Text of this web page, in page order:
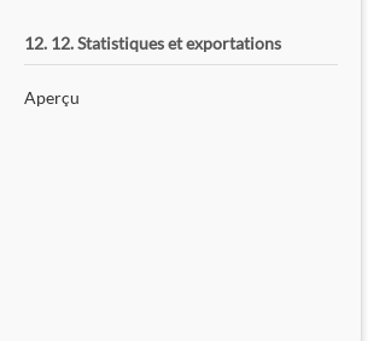
12. 12. Statistiques et exportations
Aperçu